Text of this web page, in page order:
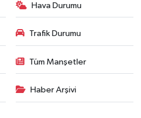
Hava Durumu
Trafik Durumu
Tüm Manşetler
Haber Arşivi